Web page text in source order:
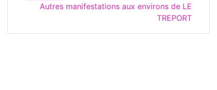
Autres manifestations aux environs de LE
TREPORT